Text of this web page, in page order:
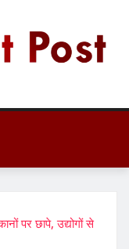
पर छापे, उद्योगों से